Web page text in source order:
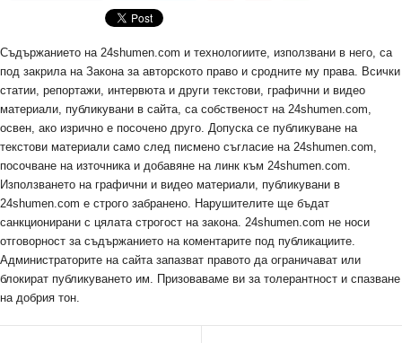
Съдържанието на 24shumen.com и технологиите, използвани в него, са
под закрила на Закона за авторското право и сродните му права. Всички
статии, репортажи, интервюта и други текстови, графични и видео
материали, публикувани в сайта, са собственост на 24shumen.com,
освен, ако изрично е посочено друго. Допуска се публикуване на
текстови материали само след писмено съгласие на 24shumen.com,
посочване на източника и добавяне на линк към 24shumen.com.
Използването на графични и видео материали, публикувани в
24shumen.com е строго забранено. Нарушителите ще бъдат
санкционирани с цялата строгост на закона. 24shumen.com не носи
отговорност за съдържанието на коментарите под публикациите.
Администраторите на сайта запазват правото да ограничават или
блокират публикуването им. Призоваваме ви за толерантност и спазване
на добрия тон.